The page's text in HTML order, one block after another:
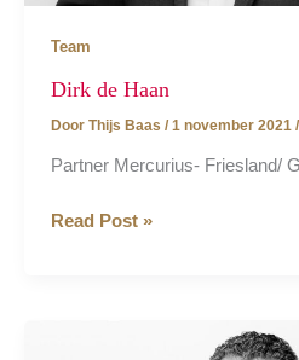
Team
Dirk de Haan
Door Thijs Baas / 1 november 2021 /
Partner Mercurius- Friesland/
Dirk
Read Post »